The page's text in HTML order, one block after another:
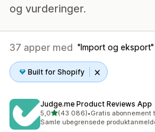
og vurderinger.
37 apper med Import og eksport
Built for Shopify
Judge.me Product Reviews App
5,0av 5 stjerner
(43 086)
Totalt 43086 omtaler
•Gratis abonnement
Samle ubegrensede